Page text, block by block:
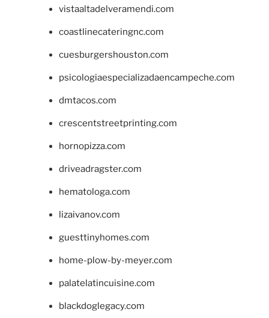
vistaaltadelveramendi.com
coastlinecateringnc.com
cuesburgershouston.com
psicologiaespecializadaencampeche.com
dmtacos.com
crescentstreetprinting.com
hornopizza.com
driveadragster.com
hematologa.com
lizaivanov.com
guesttinyhomes.com
home-plow-by-meyer.com
palatelatincuisine.com
blackdoglegacy.com